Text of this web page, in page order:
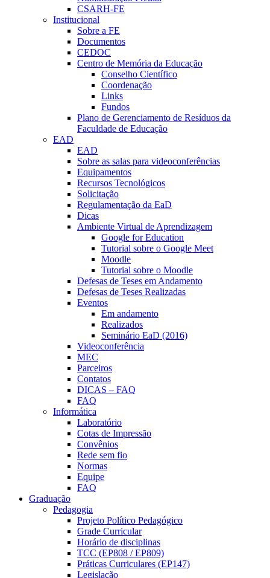
CSARH-FE
Institucional
Sobre a FE
Documentos
CEDOC
Centro de Memória da Educação
Conselho Científico
Coordenação
Links
Fundos
Plano de Gerenciamento de Resíduos da
Faculdade de Educação
EAD
EAD
Sobre as salas para videoconferências
Equipamentos
Recursos Tecnológicos
Solicitação
Regulamentação da EaD
Dicas
Ambiente Virtual de Aprendizagem
Google for Education
Tutorial sobre o Google Meet
Moodle
Tutorial sobre o Moodle
Defesas de Teses em Andamento
Defesas de Teses Realizadas
Eventos
Em andamento
Realizados
Seminário EaD (2016)
Videoconferência
MEC
Parceiros
Contatos
DICAS – FAQ
FAQ
Informática
Laboratório
Cotas de Impressão
Convênios
Rede sem fio
Normas
Equipe
FAQ
Graduação
Pedagogia
Projeto Político Pedagógico
Grade Curricular
Horário de disciplinas
TCC (EP808 / EP809)
Práticas Curriculares (EP147)
Legislação